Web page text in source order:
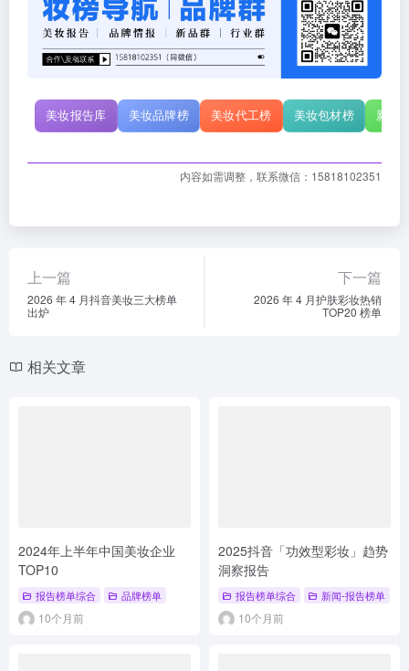
美妆报告库 美妆品牌榜 美妆代工榜 美妆包材榜 新原
内容如需调整，联系微信：15818102351
上一篇
2026 年 4 月抖音美妆三大榜单
出炉
下一篇
2026 年 4 月护肤彩妆热销
TOP20 榜单
相关文章
2024年上半年中国美妆企业
TOP10
报告榜单综合 品牌榜单
10个月前
2025抖音「功效型彩妆」趋势
洞察报告
报告榜单综合 新闻-报告榜单
10个月前